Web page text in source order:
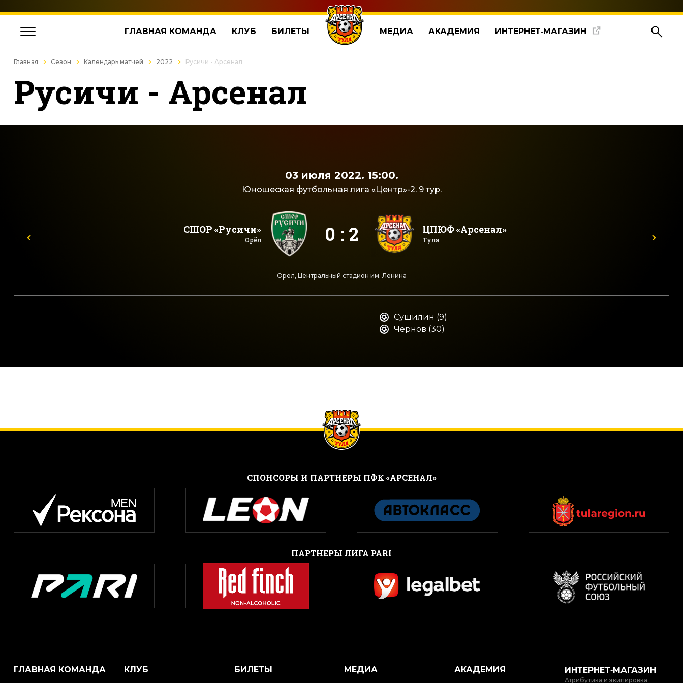
ГЛАВНАЯ КОМАНДА КЛУБ БИЛЕТЫ МЕДИА АКАДЕМИЯ ИНТЕРНЕТ‑МАГАЗИН
Главная Сезон Календарь матчей 2022 Русичи - Арсенал
Русичи - Арсенал
03 июля 2022. 15:00.
Юношеская футбольная лига «Центр»-2. 9 тур.
СШОР «Русичи»
Орёл 0 : 2 ЦПЮФ «Арсенал»
Тула
Орел, Центральный стадион им. Ленина
Сушилин (9)
Чернов (30)
CПОНСОРЫ И ПАРТНЕРЫ ПФК «АРСЕНАЛ»
ПАРТНЕРЫ ЛИГА PARI
ГЛАВНАЯ КОМАНДА КЛУБ БИЛЕТЫ МЕДИА АКАДЕМИЯ ИНТЕРНЕТ‑МАГАЗИН
Атрибутика и экипировка